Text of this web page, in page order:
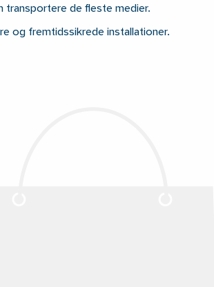
transportere de fleste medier.
og fremtidssikrede installationer.